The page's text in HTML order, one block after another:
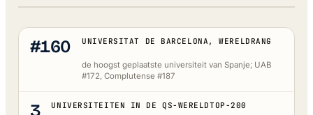
#160 UNIVERSITAT DE BARCELONA, WERELDRANG
de hoogst geplaatste universiteit van Spanje; UAB
#172, Complutense #187
3 UNIVERSITEITEN IN DE QS-WERELDTOP-200